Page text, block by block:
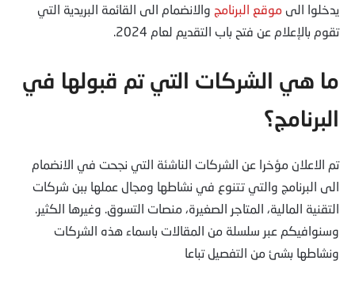
يدخلوا الى موقع البرنامج والانضمام الى القائمة البريدية التي
تقوم بالإعلام عن فتح باب التقديم لعام 2024.
ما هي الشركات التي تم قبولها في
البرنامج؟
تم الاعلان مؤخرا عن الشركات الناشئة التي نجحت في الانضمام
الى البرنامج والتي تتنوع في نشاطها ومجال عملها ببن شركات
التقنية المالية، المتاجر الصغيرة، منصات التسوق. وغيرها الكثير.
وسنوافيكم عبر سلسلة من المقالات باسماء هذه الشركات
ونشاطها بشئ من التفصيل تباعا